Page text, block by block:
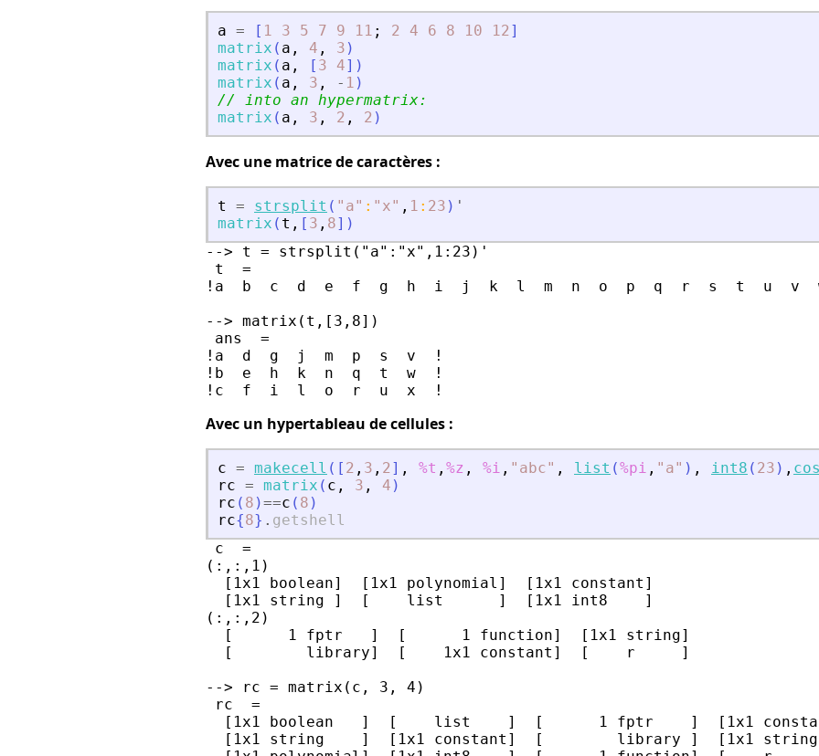
a = [ 1 3 5 7 9 11 ; 2 4 6 8 10 12]
matrix ( a , 4 , 3 )
matrix ( a , [ 3 4] )
matrix ( a , 3 , - 1 )
// into an hypermatrix:
matrix ( a , 3 , 2 , 2 )
Avec une matrice de caractères :
t = strsplit ( " a" : " x" , 1 : 23 ) '
matrix ( t , [ 3 , 8] )
--> t = strsplit("a":"x",1:23)'
t  =
!a  b  c  d  e  f  g  h  i  j  k  l  m  n  o  p  q  r  s  t  u  v
--> matrix(t,[3,8])
ans  =
!a  d  g  j  m  p  s  v  !
!b  e  h  k  n  q  t  w  !
Avec un hypertableau de cellules :
c = makecell ( [ 2 , 3 , 2] , %t , %z , %i , " abc" , list (%pi , " a" ) , int8 ( 23 ) , cos
rc = matrix ( c , 3 , 4 )
rc ( 8 )==c ( 8 )
rc{8} . getshell
c  =
(:,:,1)
  [1x1 boolean]  [1x1 polynomial]  [1x1 constant]
  [1x1 string ]  [    list      ]  [1x1 int8    ]
(:,:,2)
  [      1 fptr   ]  [      1 function]  [1x1 string]
  [        library]  [    1x1 constant]  [    r     ]
--> rc = matrix(c, 3, 4)
rc  =
[1x1 boolean   ]  [    list    ]  [      1 fptr    ]  [1x1
[1x1 string    ]  [1x1 constant]  [        library ]  [1x1 string